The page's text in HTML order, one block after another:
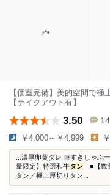
【個室完備】美的空間で
【テイクアウト有】
3.50
￥4,000～￥4,999
...濃厚卵黄ダレ ※すきしゃぶ
量限定】特選和牛タン ■【数
タン／極上厚切りタン...